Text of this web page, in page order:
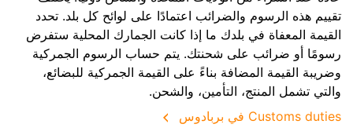
تقييم هذه الرسوم والضرائب اعتمادًا على لوائح كل بلد. تحدد
القيمة المعفاة في بلدك ما إذا كانت الجمارك المحلية ستفرض
رسومًا أو ضرائب على شحنتك. يتم حساب الرسوم الجمركية
وضريبة القيمة المضافة بناءً على القيمة الجمركية للبضائع،
والتي تشمل المنتج، التأمين، والشحن.
Customs duties في بربادوس